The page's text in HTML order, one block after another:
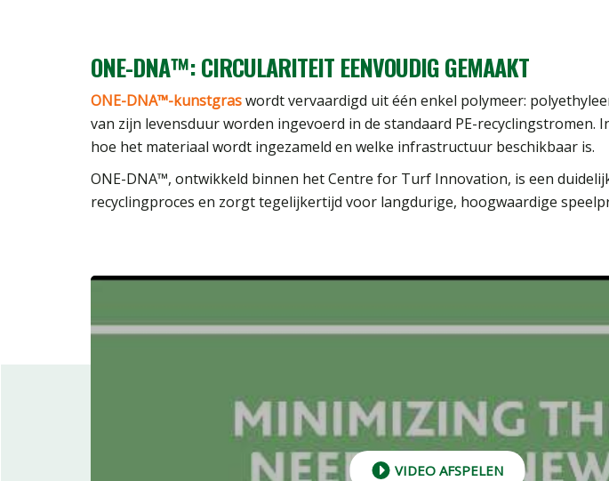
ONE-DNA™: CIRCULARITEIT EENVOUDIG GEMAAKT
ONE-DNA™-kunstgraswordt vervaardigd uit één enkel polymeer:
van zijn levensduur worden ingevoerd in de standaard PE-
hoe het materiaal wordt ingezameld en welke infrastructuur beschikbaar is.
ONE-DNA™, ontwikkeld binnen het Centre for Turf Innovation, is een
recyclingproces en zorgt tegelijkertijd voor langdurige, hoogwaardige
VIDEO AFSPELEN